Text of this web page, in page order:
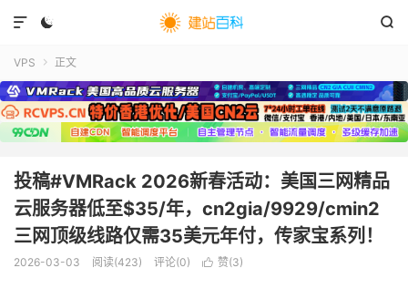
 

VPS  正文
投稿#VMRack 2026新春活动：美国三网精品
云服务器低至$35/年，cn2gia/9929/cmin2
三网顶级线路仅需35美元年付，传家宝系列！
2026-03-03 阅读(423) 评论(0)  赞(3)